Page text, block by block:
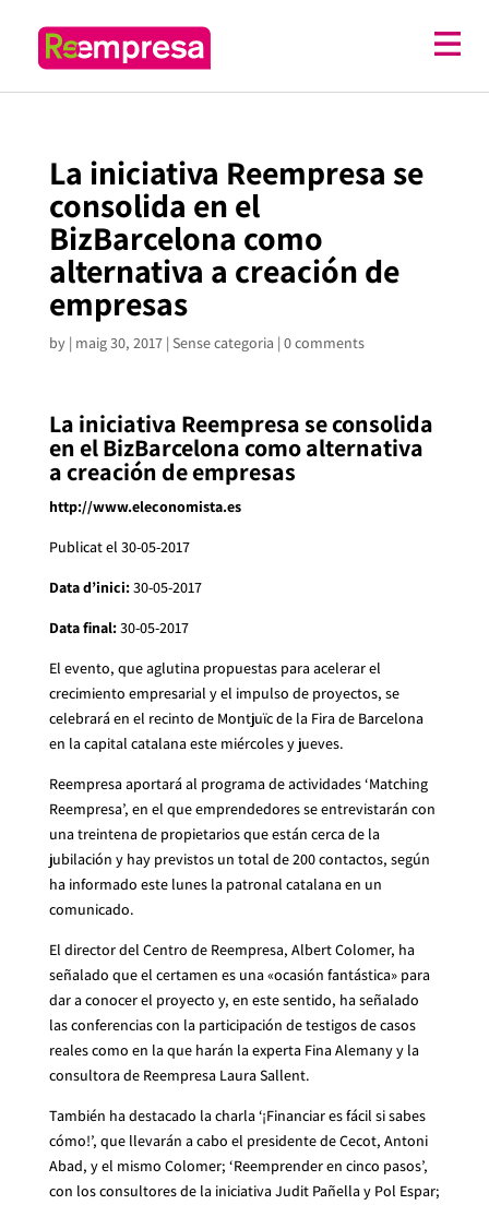
La iniciativa Reempresa se
consolida en el
BizBarcelona como
alternativa a creación de
empresas
by | maig 30, 2017| Sense categoria | 0 comments
La iniciativa Reempresa se consolida
en el BizBarcelona como alternativa
a creación de empresas
http://www.eleconomista.es
Publicat el 30-05-2017
Data d’inici:30-05-2017
Data final:30-05-2017
El evento, que aglutina propuestas para acelerar el
crecimiento empresarial y el impulso de proyectos, se
celebrará en el recinto de Montjuïc de la Fira de Barcelona
en la capital catalana este miércoles y jueves.
Reempresa aportará al programa de actividades ‘Matching
Reempresa’, en el que emprendedores se entrevistarán con
una treintena de propietarios que están cerca de la
jubilación y hay previstos un total de 200 contactos, según
ha informado este lunes la patronal catalana en un
comunicado.
El director del Centro de Reempresa, Albert Colomer, ha
señalado que el certamen es una «ocasión fantástica» para
dar a conocer el proyecto y, en este sentido, ha señalado
las conferencias con la participación de testigos de casos
reales como en la que harán la experta Fina Alemany y la
consultora de Reempresa Laura Sallent.
También ha destacado la charla ‘¡Financiar es fácil si sabes
cómo!’, que llevarán a cabo el presidente de Cecot, Antoni
Abad, y el mismo Colomer; ‘Reemprender en cinco pasos’,
con los consultores de la iniciativa Judit Pañella y Pol Espar;